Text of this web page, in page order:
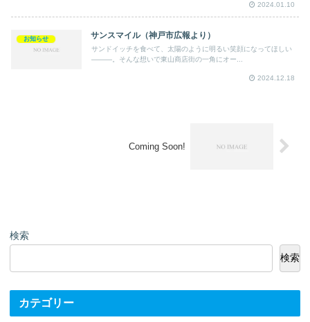
2024.01.10
お知らせ サンスマイル（神戸市広報より）
サンドイッチを食べて、太陽のように明るい笑顔になってほしい
———。そんな想いで東山商店街の一角にオー...
2024.12.18
Coming Soon!
検索
検索
カテゴリー